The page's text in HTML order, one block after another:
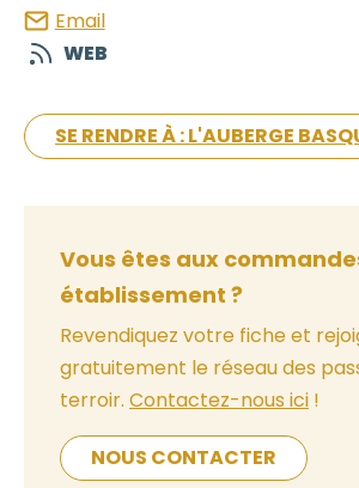
Email
WEB
SE RENDRE À : L'AUBERGE
Vous êtes aux
établissement ?
Revendiquez votre fiche et
gratuitement le réseau des
terroir. Contactez-nous ici !
NOUS CONTACTER